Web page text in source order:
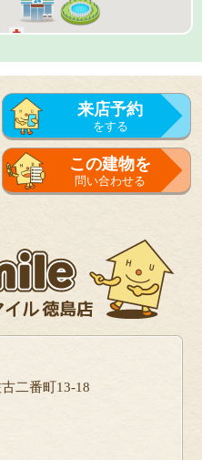
来店予約
をする
来店予約
をする
この建物を
問い合わせる
二番町13-18